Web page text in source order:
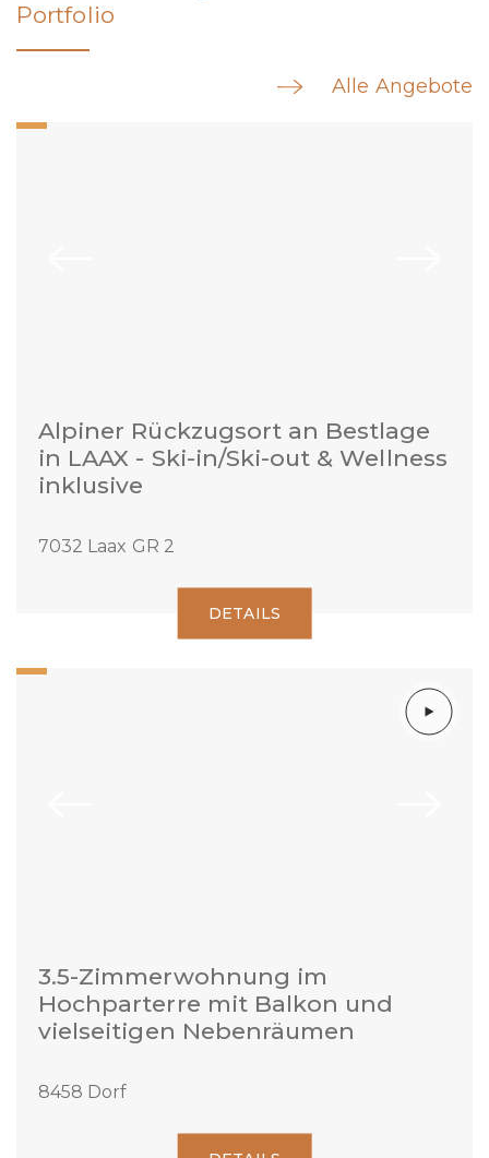
Portfolio
Alle Angebote
Alpiner Rückzugsort an Bestlage
in LAAX - Ski-in/Ski-out & Wellness
inklusive
7032 Laax GR 2
DETAILS
3.5-Zimmerwohnung im
Hochparterre mit Balkon und
vielseitigen Nebenräumen
8458 Dorf